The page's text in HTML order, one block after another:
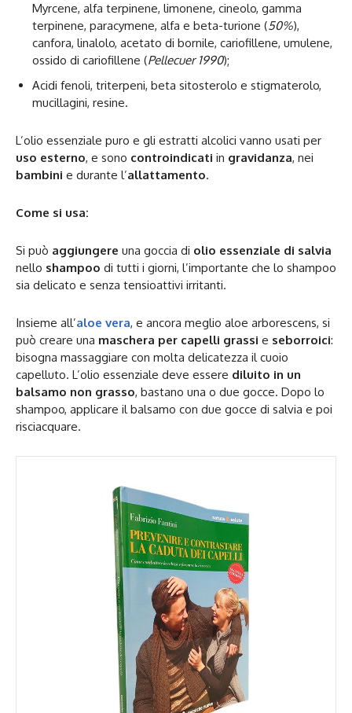
Myrcene, alfa terpinene, limonene, cineolo, gamma
terpinene, paracymene, alfa e beta-turione (50%),
canfora, linalolo, acetato di bornile, cariofillene, umulene,
ossido di cariofillene (Pellecuer 1990);
Acidi fenoli, triterpeni, beta sitosterolo e stigmaterolo,
mucillagini, resine.
L’olio essenziale puro e gli estratti alcolici vanno usati per
uso esterno, e sono controindicati in gravidanza, nei
bambini e durante l’allattamento.
Come si usa:
Si può aggiungere una goccia di olio essenziale di salvia
nello shampoo di tutti i giorni, l’importante che lo shampoo
sia delicato e senza tensioattivi irritanti.
Insieme all’aloe vera, e ancora meglio aloe arborescens, si
può creare una maschera per capelli grassi e seborroici:
bisogna massaggiare con molta delicatezza il cuoio
capelluto. L’olio essenziale deve essere diluito in un
balsamo non grasso, bastano una o due gocce. Dopo lo
shampoo, applicare il balsamo con due gocce di salvia e poi
risciacquare.